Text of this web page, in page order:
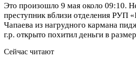
Это произошло 9 мая около 09:10.
преступник вблизи отделения РУП
Чапаева из нагрудного кармана
г.р. открыто похитил деньги в
Сейчас читают